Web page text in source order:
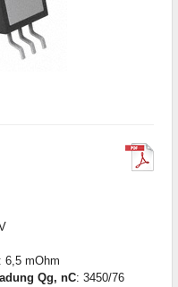
: 6,5 mOhm
Qg, nC: 3450/76